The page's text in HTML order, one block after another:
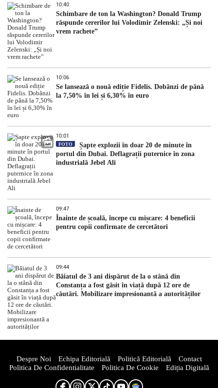
10:40
Schimbare de ton la Washington? Donald Trump
răspunde cererilor lui Volodimir Zelenski: „Și noi
vrem rachete”
10:06
Se lansează o nouă ediție Fidelis. Dobânzi de până
la 7,50% în lei și 6,30% în euro
10:01
FOTO
Șapte explozii în doar 20 de minute în
portul din Dubai. Deflagrații puternice în zona
industrială Jebel Ali
09:47
Înainte de școală, începe cu mișcare: 4 beneficii
pentru copii confirmate de cercetători
09:44
Băiatul de 3 ani dispărut de la o stână din
Constanța a fost găsit în viață după 12 ore de
căutări. Mobilizare impresionantă a autorităților
Despre Noi Echipa Editorială Politică Editorială
Contact
Politica De Confidentialitate
Politica De Cookie Ediția Digitală